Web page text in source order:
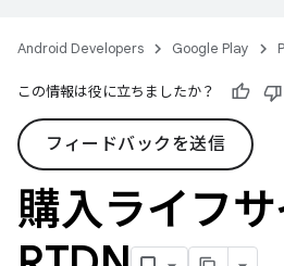
Android Developers Google Play
この情報は役に立ちましたか？
フィードバックを送信
購入ライフ